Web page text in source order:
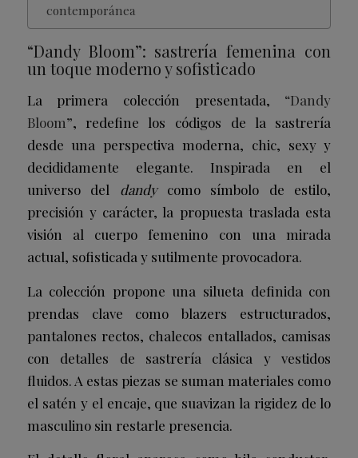
contemporánea
“Dandy Bloom”: sastrería femenina con
un toque moderno y sofisticado
La primera colección presentada, “Dandy
Bloom”, redefine los códigos de la sastrería
desde una perspectiva moderna, chic, sexy y
decididamente elegante. Inspirada en el
universo del dandycomo símbolo de estilo,
precisión y carácter, la propuesta traslada esta
visión al cuerpo femenino con una mirada
actual, sofisticada y sutilmente provocadora.
La colección propone una silueta definida con
prendas clave como blazers estructurados,
pantalones rectos, chalecos entallados, camisas
con detalles de sastrería clásica y vestidos
fluidos. A estas piezas se suman materiales como
el satén y el encaje, que suavizan la rigidez de lo
masculino sin restarle presencia.